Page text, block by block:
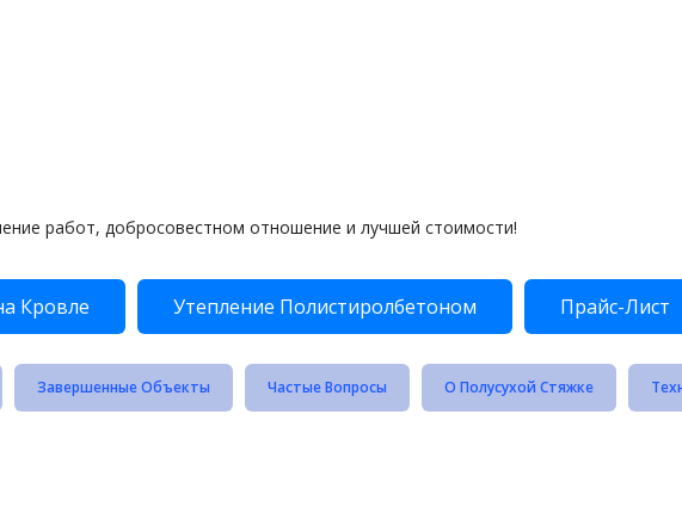
работ, добросовестном отношение и лучшей стоимости!
Кровле Утепление Полистиролбетоном Прайс-Лист
Завершенные Объекты Частые Вопросы О Полусухой Стяжке